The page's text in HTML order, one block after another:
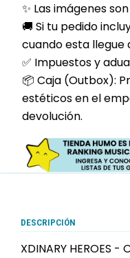
✨ Las imágenes
🚚 Si tu pedido
cuando esta llegue
✅ Impuestos y
📦 Caja (Outbox):
estéticos en el
devolución.
DESCRIPCIÓN
XDINARY HEROES -